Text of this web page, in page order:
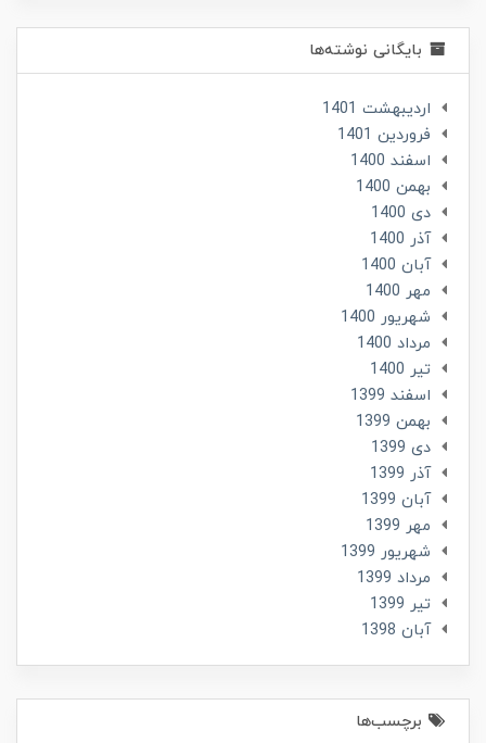
بایگانی نوشته‌ها
ارديبهشت 1401
فروردین 1401
اسفند 1400
بهمن 1400
دی 1400
آذر 1400
آبان 1400
مهر 1400
شهریور 1400
مرداد 1400
تير 1400
اسفند 1399
بهمن 1399
دی 1399
آذر 1399
آبان 1399
مهر 1399
شهریور 1399
مرداد 1399
تير 1399
آبان 1398
برچسب‌ها